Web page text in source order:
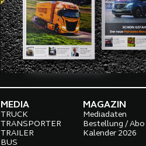
MEDIA
TRUCK
TRANSPORTER
TRAILER
BUS
MAGAZIN
Mediadaten
Bestellung / Abo
Kalender 2026